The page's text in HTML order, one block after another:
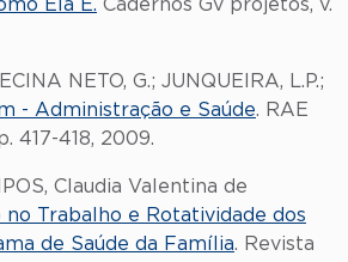
Ela É. Cadernos Gv projetos, v.
NETO, G.; JUNQUEIRA, L.P.;
- Administração e Saúde. RAE
417-418, 2009.
Claudia Valentina de
no Trabalho e Rotatividade dos
de Saúde da Família. Revista